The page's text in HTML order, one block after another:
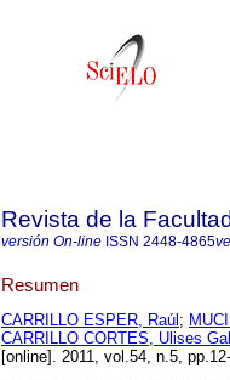
Revista de la
versión On-line ISSN 2448-4865
Resumen
CARRILLO ESPER, Raúl ;
CARRILLO CORTES, Ulises
[online]. 2011, vol.54, n.5,